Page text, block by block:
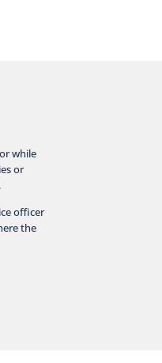
while
or
officer
the